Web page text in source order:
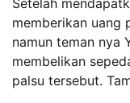
Setelah
memberikan uang
namun teman nya
membelikan
palsu tersebut.